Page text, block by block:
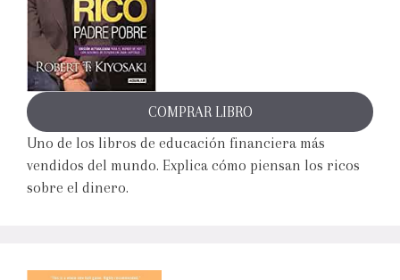
COMPRAR LIBRO
Uno de los libros de educación financiera más
vendidos del mundo. Explica cómo piensan los ricos
sobre el dinero.